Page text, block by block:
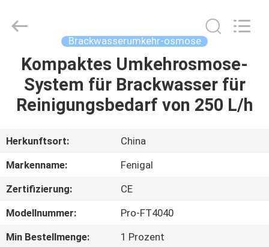
HAUS
PRODUKTE
ÜBER
UNS
FABRIK-
AUSFLUG
Reserved.
Brackwasserumkehr-osmose
Kompaktes Umkehrosmose-
System für Brackwasser für
Reinigungsbedarf von 250 L/h
Herkunftsort:
China
Markenname:
Fenigal
Zertifizierung:
CE
Modellnummer:
Pro-FT4040
Min Bestellmenge:
1 Prozent